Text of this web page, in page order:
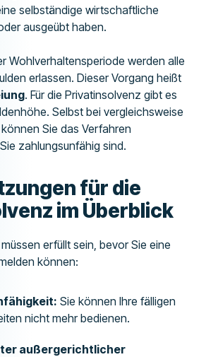
selbständige wirtschaftliche
ausgeübt haben.
Wohlverhaltensperiode werden alle
erlassen. Dieser Vorgang heißt
. Für die Privatinsolvenz gibt es
Selbst bei vergleichsweise
Sie das Verfahren
zahlungsunfähig sind.
für die
im Überblick
erfüllt sein, bevor Sie eine
können:
Sie können Ihre fälligen
nicht mehr bedienen.
außergerichtlicher